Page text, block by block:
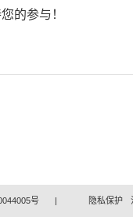
的参与！
号 | 隐私保护